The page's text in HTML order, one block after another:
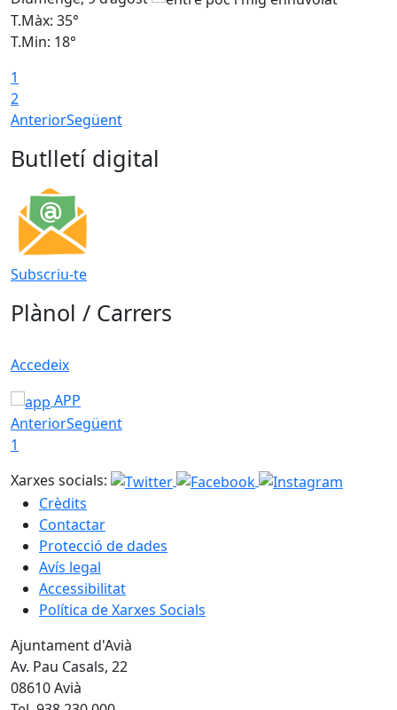
T.Màx: 35°
T.Min: 18°
1
2
AnteriorSegüent
Butlletí digital
Subscriu-te
Plànol / Carrers
Accedeix
APP
AnteriorSegüent
1
Xarxes socials:
Crèdits
Contactar
Protecció de dades
Avís legal
Accessibilitat
Política de Xarxes Socials
Ajuntament d'Avià
Av. Pau Casals, 22
08610 Avià